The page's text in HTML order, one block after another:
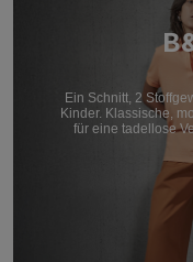
Ein Schnitt, 2
Kinder. Klassische,
für eine tadellose